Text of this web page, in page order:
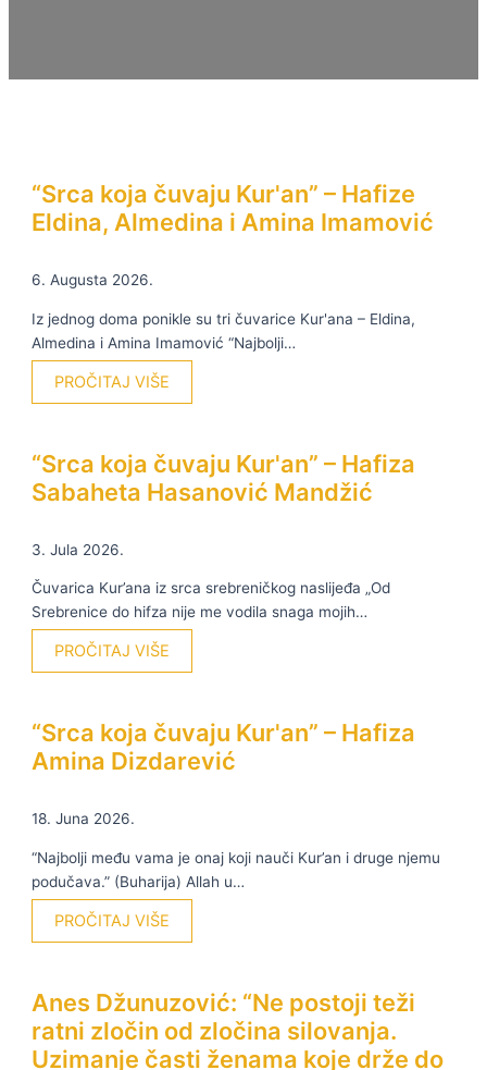
“Srca koja čuvaju Kur'an” – Hafize
Eldina, Almedina i Amina Imamović
6. Augusta 2026.
Iz jednog doma ponikle su tri čuvarice Kur'ana – Eldina,
Almedina i Amina Imamović “Najbolji…
PROČITAJ VIŠE
“Srca koja čuvaju Kur'an” – Hafiza
Sabaheta Hasanović Mandžić
3. Jula 2026.
Čuvarica Kur’ana iz srca srebreničkog naslijeđa „Od
Srebrenice do hifza nije me vodila snaga mojih…
PROČITAJ VIŠE
“Srca koja čuvaju Kur'an” – Hafiza
Amina Dizdarević
18. Juna 2026.
“Najbolji među vama je onaj koji nauči Kur’an i druge njemu
podučava.” (Buharija) Allah u…
PROČITAJ VIŠE
Anes Džunuzović: “Ne postoji teži
ratni zločin od zločina silovanja.
Uzimanje časti ženama koje drže do